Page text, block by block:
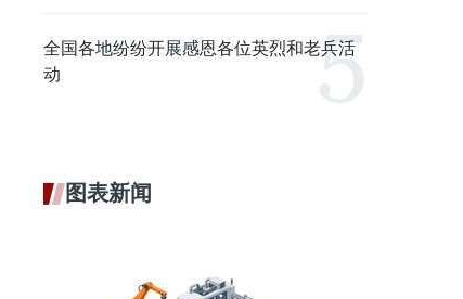
全国各地纷纷开展感恩各位英烈和老兵活
动
图表新闻